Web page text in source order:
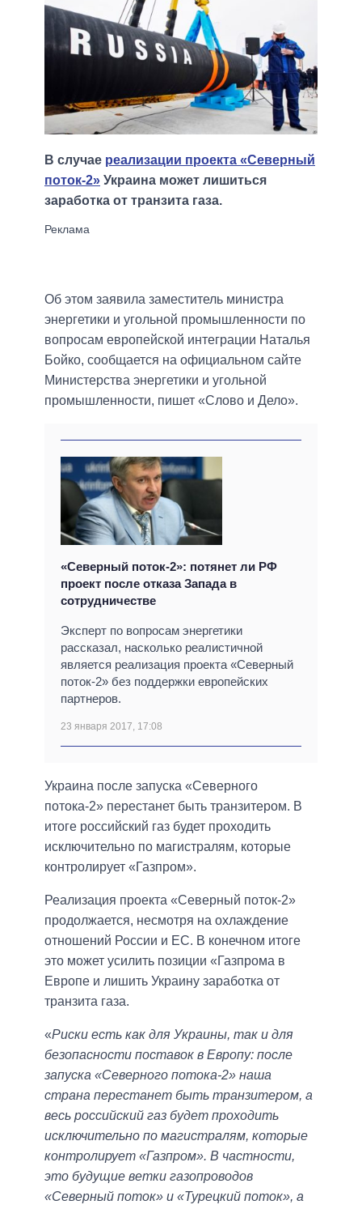
В случае реализации проекта «Северный
поток-2» Украина может лишиться
заработка от транзита газа.
Об этом заявила заместитель министра
энергетики и угольной промышленности по
вопросам европейской интеграции Наталья
Бойко, сообщается на официальном сайте
Министерства энергетики и угольной
промышленности, пишет «Слово и Дело».
«Северный поток-2»: потянет ли РФ
проект после отказа Запада в
сотрудничестве
Эксперт по вопросам энергетики
рассказал, насколько реалистичной
является реализация проекта «Северный
поток-2» без поддержки европейских
партнеров.
23 января 2017, 17:08
Украина после запуска «Северного
потока-2» перестанет быть транзитером. В
итоге российский газ будет проходить
исключительно по магистралям, которые
контролирует «Газпром».
Реализация проекта «Северный поток-2»
продолжается, несмотря на охлаждение
отношений России и ЕС. В конечном итоге
это может усилить позиции «Газпрома в
Европе и лишить Украину заработка от
транзита газа.
«Риски есть как для Украины, так и для
безопасности поставок в Европу: после
запуска «Северного потока-2» наша
страна перестанет быть транзитером, а
весь российский газ будет проходить
исключительно по магистралям, которые
контролирует «Газпром». В частности,
это будущие ветки газопроводов
«Северный поток» и «Турецкий поток», а